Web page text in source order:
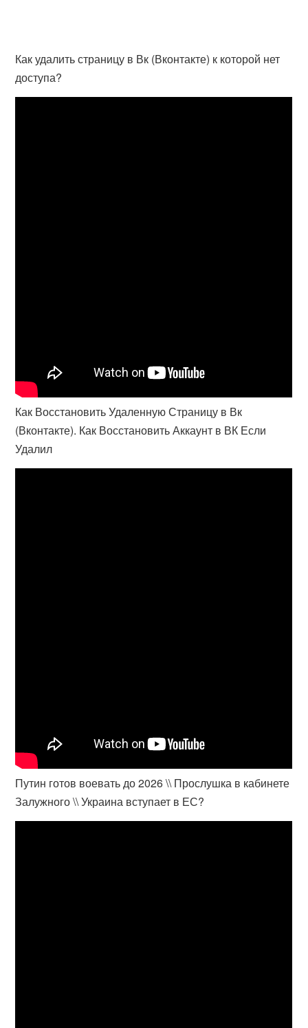
Как удалить страницу в Вк (Вконтакте) к которой нет
доступа?
Как Восстановить Удаленную Страницу в Вк
(Вконтакте). Как Восстановить Аккаунт в ВК Если
Удалил
Путин готов воевать до 2026 \\ Прослушка в кабинете
Залужного \\ Украина вступает в ЕС?